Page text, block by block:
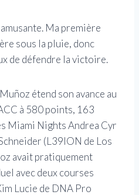
Ma première
sous la pluie, donc
de défendre la victoire.
étend son avance au
à 580 points, 163
Miami Nights Andrea Cyr
(L39ION de Los
avait pratiquement
avec deux courses
Lucie de DNA Pro